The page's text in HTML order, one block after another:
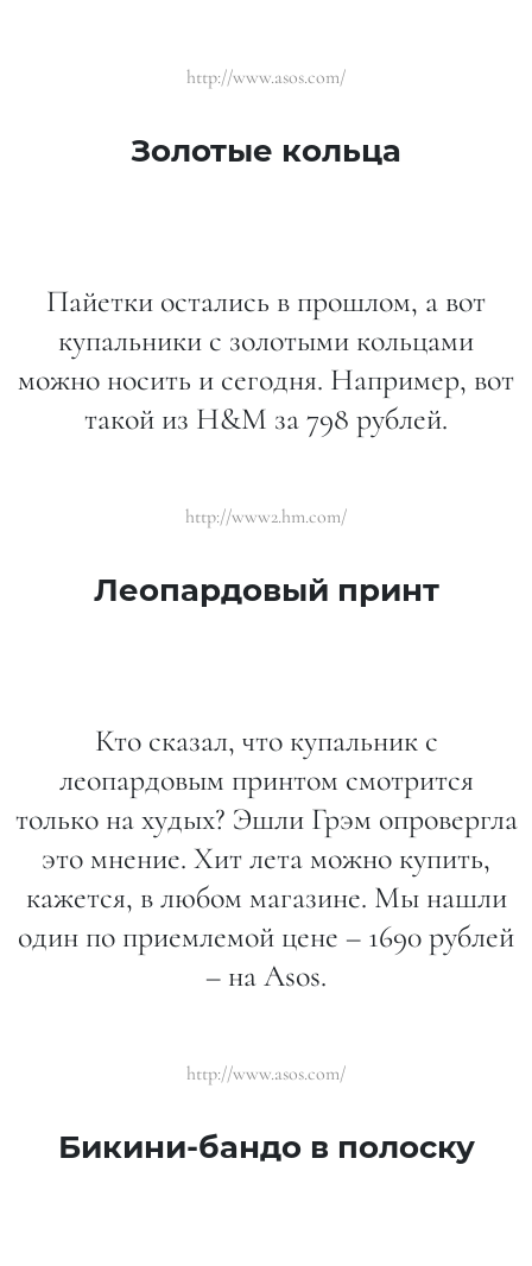
http://www.asos.com/
Золотые кольца
Пайетки остались в прошлом, а вот
купальники с золотыми кольцами
можно носить и сегодня. Например, вот
такой из H&M за 798 рублей.
http://www2.hm.com/
Леопардовый принт
Кто сказал, что купальник с
леопардовым принтом смотрится
только на худых? Эшли Грэм опровергла
это мнение. Хит лета можно купить,
кажется, в любом магазине. Мы нашли
один по приемлемой цене – 1690 рублей
– на Asos.
http://www.asos.com/
Бикини-бандо в полоску